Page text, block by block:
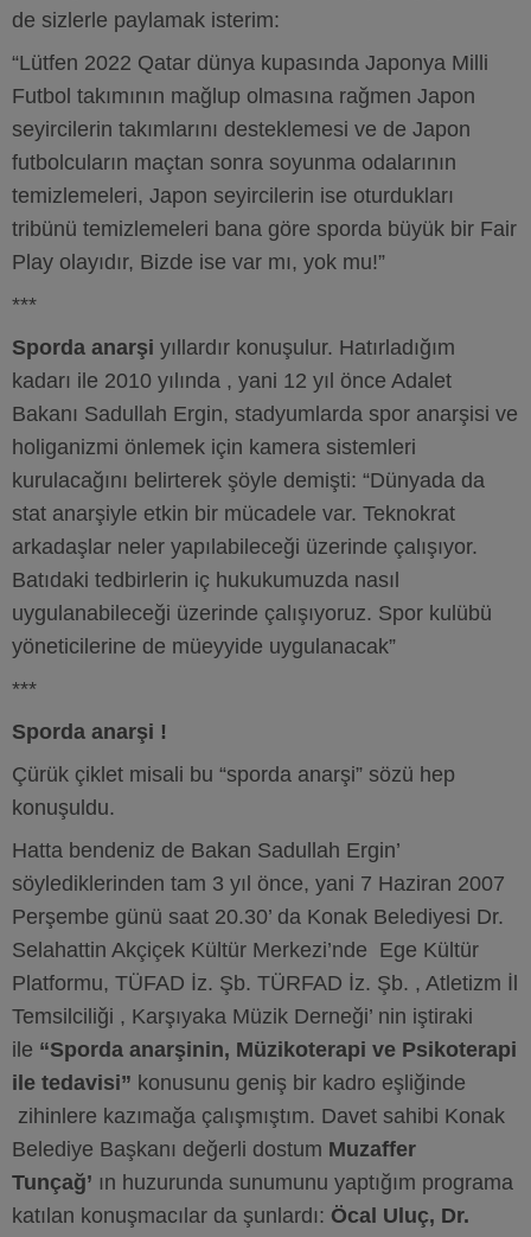
de sizlerle paylamak isterim:
“Lütfen 2022 Qatar dünya kupasında Japonya Milli
Futbol takımının mağlup olmasına rağmen Japon
seyircilerin takımlarını desteklemesi ve de Japon
futbolcuların maçtan sonra soyunma odalarının
temizlemeleri, Japon seyircilerin ise oturdukları
tribünü temizlemeleri bana göre sporda büyük bir Fair
Play olayıdır, Bizde ise var mı, yok mu!”
***
Sporda anarşi yıllardır konuşulur. Hatırladığım
kadarı ile 2010 yılında , yani 12 yıl önce Adalet
Bakanı Sadullah Ergin, stadyumlarda spor anarşisi ve
holiganizmi önlemek için kamera sistemleri
kurulacağını belirterek şöyle demişti: “Dünyada da
stat anarşiyle etkin bir mücadele var. Teknokrat
arkadaşlar neler yapılabileceği üzerinde çalışıyor.
Batıdaki tedbirlerin iç hukukumuzda nasıl
uygulanabileceği üzerinde çalışıyoruz. Spor kulübü
yöneticilerine de müeyyide uygulanacak”
***
Sporda anarşi !
Çürük çiklet misali bu “sporda anarşi” sözü hep
konuşuldu.
Hatta bendeniz de Bakan Sadullah Ergin’
söylediklerinden tam 3 yıl önce, yani 7 Haziran 2007
Perşembe günü saat 20.30’ da Konak Belediyesi Dr.
Selahattin Akçiçek Kültür Merkezi’nde Ege Kültür
Platformu, TÜFAD İz. Şb. TÜRFAD İz. Şb. , Atletizm İl
Temsilciliği , Karşıyaka Müzik Derneği’ nin iştiraki
ile “Sporda anarşinin, Müzikoterapi ve Psikoterapi
ile tedavisi” konusunu geniş bir kadro eşliğinde
zihinlere kazımağa çalışmıştım. Davet sahibi Konak
Belediye Başkanı değerli dostum Muzaffer
Tunçağ’ ın huzurunda sunumunu yaptığım programa
katılan konuşmacılar da şunlardı: Öcal Uluç, Dr.